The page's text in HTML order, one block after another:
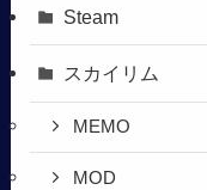
Steam
スカイリム
MEMO
MOD